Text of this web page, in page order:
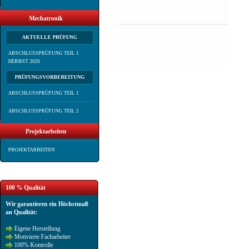
Mechatronik
AKTUELLE PRÜFUNG
ABSCHLUSSPRÜFUNG TEIL 1
HERBST 2026
PRÜFUNGSVORBEREITUNG
ABSCHLUSSPRÜFUNG TEIL 1
ABSCHLUSSPRÜFUNG TEIL 2
Projektarbeiten
PROJEKTARBEITEN
100 % Qualität
Wir garantieren ein Höchstmaß
an Qualität:
Eigene Herstellung
Motivierte Facharbeiter
100% Kontrolle